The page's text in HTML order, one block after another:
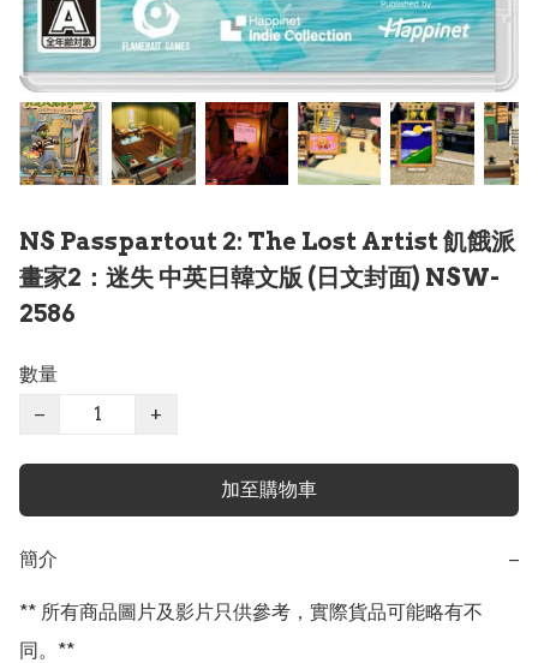
NS Passpartout 2: The Lost Artist 飢餓派
畫家2：迷失 中英日韓文版 (日文封面) NSW-
2586
數量
−
+
加至購物車
簡介 −
** 所有商品圖片及影片只供參考，實際貨品可能略有不
同。**